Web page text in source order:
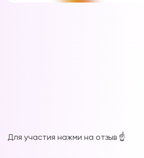
Для участия нажми на отзыв ☝️